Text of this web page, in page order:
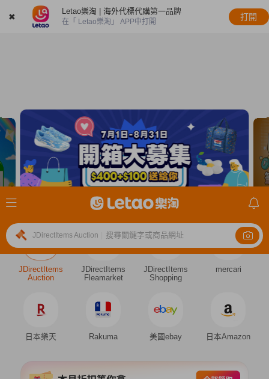
✖
Letao樂淘 | 海外代標代購第一品牌
在「 Letao樂淘」 APP中打開
打開
JDirectItems Auction 搜尋關鍵字或商品網址
JDirectItems
Auction
JDirectItems
Fleamarket
JDirectItems
Shopping
mercari
日本樂天 Rakuma 美國ebay 日本Amazon